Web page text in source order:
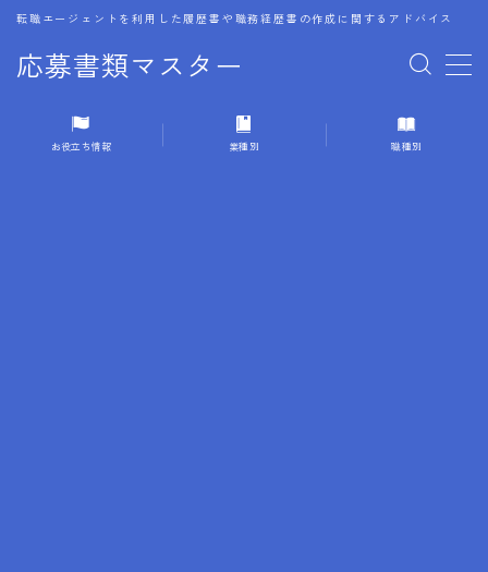
応募書類マスター
転職エージェントを利用した履歴書や職務経歴書の作成に関するアドバイス
MENU
1.履歴書のゴールデンルール
お役立ち情報 業種別 職種別